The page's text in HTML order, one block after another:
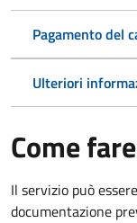
Pagamento del
Ulteriori
Come fare
Il servizio può
documentazione